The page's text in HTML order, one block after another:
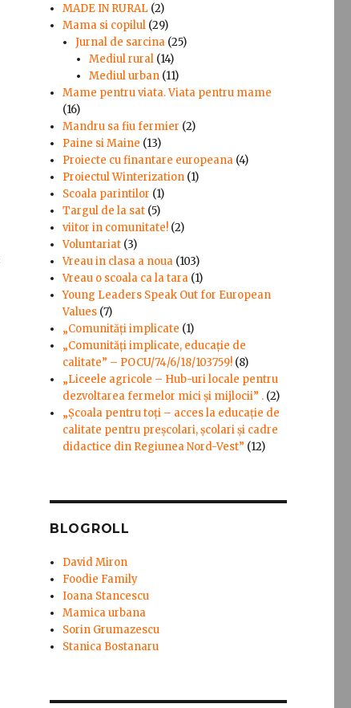
MADE IN RURAL (2)
Mama si copilul (29)
Jurnal de sarcina (25)
Mediul rural(14)
Mediul urban(11)
Mame pentru viata. Viata pentru mame
(16)
Mandru sa fiu fermier (2)
Paine si Maine (13)
Proiecte cu finantare europeana (4)
Proiectul Winterization (1)
Scoala parintilor (1)
Targul de la sat (5)
viitor in comunitate! (2)
Voluntariat (3)
Vreau in clasa a noua (103)
Vreau o scoala ca la tara (1)
Young Leaders Speak Out for European
Values (7)
„Comunități implicate (1)
„Comunități implicate, educație de
calitate” – POCU/74/6/18/103759! (8)
„Liceele agricole – Hub-uri locale pentru
dezvoltarea fermelor mici şi mijlocii” . (2)
„Școala pentru toți – acces la educație de
calitate pentru preșcolari, școlari și cadre
didactice din Regiunea Nord-Vest” (12)
BLOGROLL
David Miron
Foodie Family
Ioana Stancescu
Mamica urbana
Sorin Grumazescu
Stanica Bostanaru